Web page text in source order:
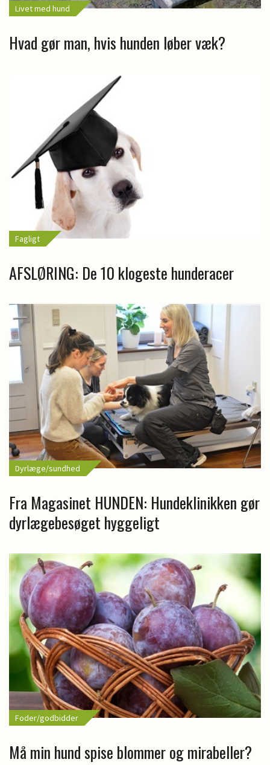
Livet med hund
Hvad gør man, hvis hunden løber væk?
Fagligt
AFSLØRING: De 10 klogeste hunderacer
Dyrlæge/sundhed
Fra Magasinet HUNDEN: Hundeklinikken gør
dyrlægebesøget hyggeligt
Foder/godbidder
Må min hund spise blommer og mirabeller?